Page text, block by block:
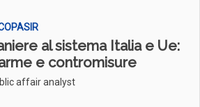
al sistema Italia e Ue:
e contromisure
affair analyst